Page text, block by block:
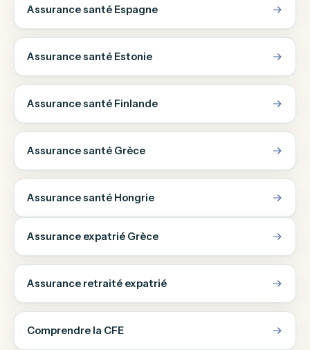
Assurance santé Espagne
Assurance santé Estonie
Assurance santé Finlande
Assurance santé Grèce
Assurance santé Hongrie
Assurance expatrié Grèce
Assurance retraité expatrié
Comprendre la CFE